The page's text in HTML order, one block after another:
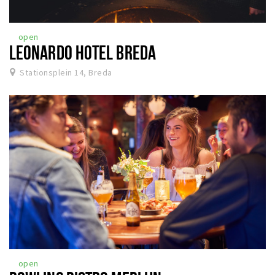
open
LEONARDO HOTEL BREDA
Stationsplein 14, Breda
open